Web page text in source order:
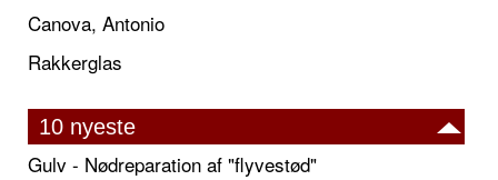
Canova, Antonio
Rakkerglas
10 nyeste
Gulv - Nødreparation af "flyvestød"